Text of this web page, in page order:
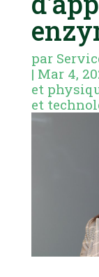
par
| Mar 4,
et
et